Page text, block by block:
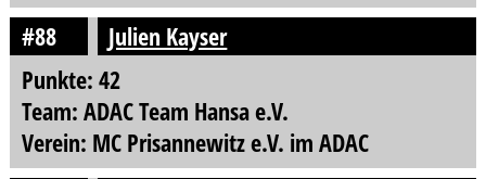
#88
Julien Kayser
Punkte: 42
Team: ADAC Team Hansa e.V.
Verein: MC Prisannewitz e.V. im ADAC